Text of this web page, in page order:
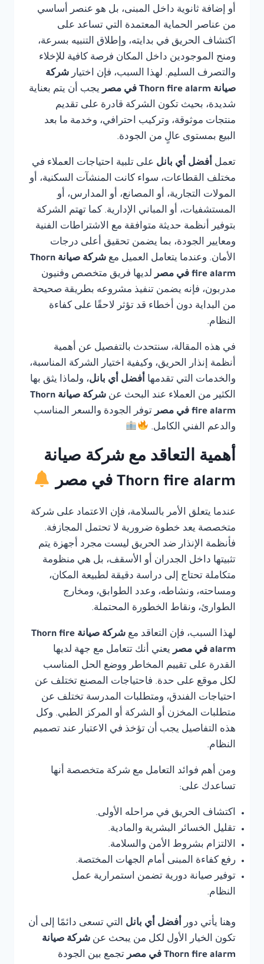
أو إضافة ثانوية داخل المبنى، بل هو عنصر أساسي
من عناصر الحماية المعتمدة التي تساعد على
اكتشاف الحريق في بدايته، وإطلاق التنبيه بسرعة،
ومنح الموجودين داخل المكان فرصة كافية للإخلاء
والتصرف السليم. لهذا السبب، فإن اختيار شركة
صيانة Thorn fire alarm في مصر
يجب أن يتم بعناية
شديدة، بحيث تكون الشركة قادرة على تقديم
منتجات موثوقة، وتركيب احترافي، وخدمة ما بعد
البيع بمستوى عالٍ من الجودة.
تعمل أفضل أي بانل على تلبية احتياجات العملاء في
مختلف القطاعات، سواء كانت المنشآت السكنية، أو
المولات التجارية، أو المصانع، أو المدارس، أو
المستشفيات، أو المباني الإدارية. كما تهتم الشركة
بتوفير أنظمة حديثة متوافقة مع الاشتراطات الفنية
ومعايير الجودة، بما يضمن تحقيق أعلى درجات
الأمان. وعندما يتعامل العميل مع
شركة صيانة Thorn
fire alarm في مصر
لديها فريق متخصص وفنيون
مدربون، فإنه يضمن تنفيذ مشروعه بطريقة صحيحة
من البداية دون أخطاء قد تؤثر لاحقًا على كفاءة
النظام.
في هذه المقالة، سنتحدث بالتفصيل عن أهمية
أنظمة إنذار الحريق، وكيفية اختيار الشركة المناسبة،
والخدمات التي تقدمها أفضل أي بانل، ولماذا يثق بها
الكثير من العملاء عند البحث عن
شركة صيانة Thorn
fire alarm في مصر
توفر الجودة والسعر المناسب
والدعم الفني الكامل.
أهمية التعاقد مع شركة صيانة
Thorn fire alarm في مصر
عندما يتعلق الأمر بالسلامة، فإن الاعتماد على شركة
متخصصة يعد خطوة ضرورية لا تحتمل المجازفة.
فأنظمة الإنذار ضد الحريق ليست مجرد أجهزة يتم
تثبيتها داخل الجدران أو الأسقف، بل هي منظومة
متكاملة تحتاج إلى دراسة دقيقة لطبيعة المكان،
ومساحته، ونشاطه، وعدد الطوابق، ومخارج
الطوارئ، ونقاط الخطورة المحتملة.
لهذا السبب، فإن التعاقد مع
شركة صيانة Thorn fire
alarm في مصر
يعني أنك تتعامل مع جهة لديها
القدرة على تقييم المخاطر ووضع الحل المناسب
لكل موقع على حدة. فاحتياجات المصنع تختلف عن
احتياجات الفندق، ومتطلبات المدرسة تختلف عن
متطلبات المخزن أو الشركة أو المركز الطبي. وكل
هذه التفاصيل يجب أن تؤخذ في الاعتبار عند تصميم
النظام.
ومن أهم فوائد التعامل مع شركة متخصصة أنها
تساعدك على:
اكتشاف الحريق في مراحله الأولى.
تقليل الخسائر البشرية والمادية.
الالتزام بشروط الأمن والسلامة.
رفع كفاءة المبنى أمام الجهات المختصة.
توفير صيانة دورية تضمن استمرارية عمل
النظام.
وهنا يأتي دور أفضل أي بانل التي تسعى دائمًا إلى أن
تكون الخيار الأول لكل من يبحث عن شركة صيانة
Thorn fire alarm في مصر
تجمع بين الجودة